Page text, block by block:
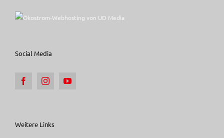
Social Media
Weitere Links